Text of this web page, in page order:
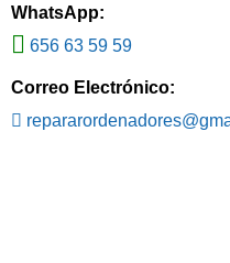
WhatsApp:
656 63 59 59
Correo Electrónico: